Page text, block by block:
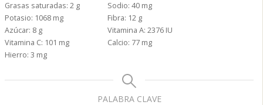
Grasas saturadas: 2 g Sodio: 40 mg
Potasio: 1068 mg Fibra: 12 g
Azúcar: 8 g Vitamina A: 2376 IU
Vitamina C: 101 mg Calcio: 77 mg
Hierro: 3 mg
PALABRA CLAVE